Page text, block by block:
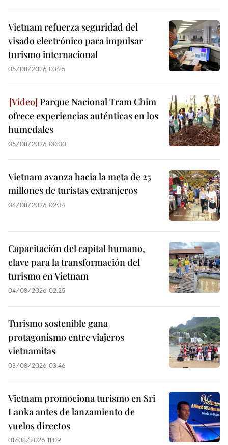
Vietnam refuerza seguridad del
visado electrónico para impulsar
turismo internacional
05/08/2026 03:25
Parque Nacional Tram Chim
ofrece experiencias auténticas en los
humedales
05/08/2026 00:30
Vietnam avanza hacia la meta de 25
millones de turistas extranjeros
04/08/2026 02:34
Capacitación del capital humano,
clave para la transformación del
turismo en Vietnam
04/08/2026 02:25
Turismo sostenible gana
protagonismo entre viajeros
vietnamitas
03/08/2026 03:46
Vietnam promociona turismo en Sri
Lanka antes de lanzamiento de
vuelos directos
01/08/2026 11:09